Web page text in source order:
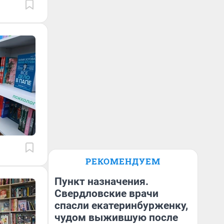
РЕКОМЕНДУЕМ
Пункт назначения.
Свердловские врачи
спасли екатеринбурженку,
чудом выжившую после